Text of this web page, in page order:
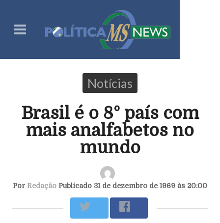
Notícias
Brasil é o 8º país com
mais analfabetos no
mundo
Por Redação Publicado 31 de dezembro de 1969 às 20:00